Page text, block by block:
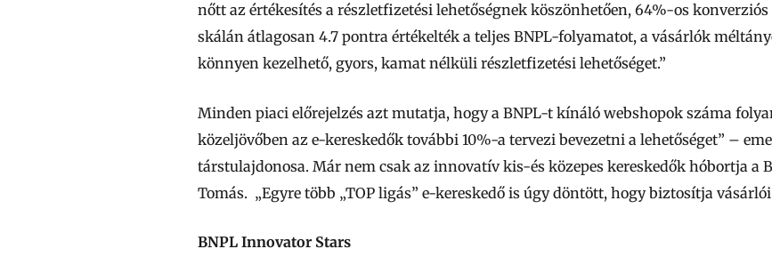
nőtt az értékesítés a részletfizetési lehetőségnek köszönhetően, 64%-os
skálán átlagosan 4.7 pontra értékelték a teljes BNPL-folyamatot, a vásárlók
könnyen kezelhető, gyors, kamat nélküli részletfizetési lehetőséget.”
Minden piaci előrejelzés azt mutatja, hogy a BNPL-t kínáló webshopok száma
közeljövőben az e-kereskedők további 10%-a tervezi bevezetni a lehetőséget” –
társtulajdonosa. Már nem csak az innovatív kis-és közepes kereskedők hóbortja a
Tomás. „Egyre több „TOP ligás” e-kereskedő is úgy döntött, hogy biztosítja vásárlói
BNPL Innovator Stars